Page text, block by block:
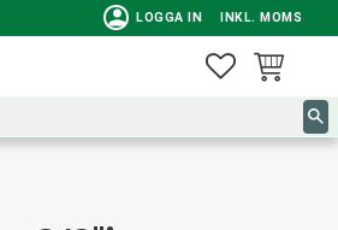
person LOGGA IN INKL. MOMS
FAVORITER